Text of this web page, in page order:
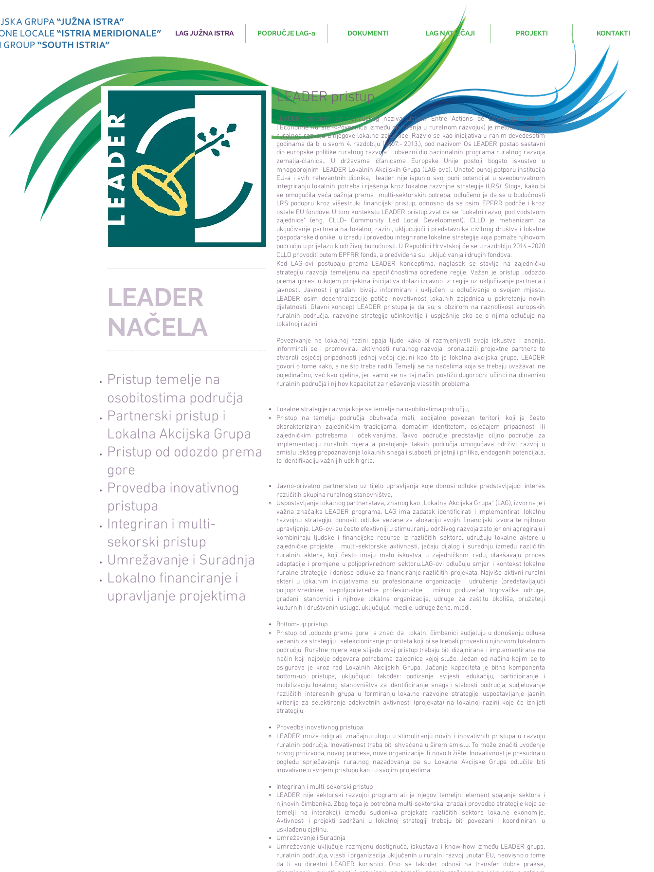
LAG JUŽNA ISTRA PODRUČJE LAG-a DOKUMENTI LAG NATJEČAJI PROJEKTI KONTAKTI
LEADER
NAČELA
Pristup temelje na
osobitostima područja
Partnerski pristup i
Lokalna Akcijska Grupa
Pristup od odozdo prema
gore
Provedba inovativnog
pristupa
Integriran i multi-
sekorski pristup
Umrežavanje i Suradnja
Lokalno financiranje i
upravljanje projektima
LEADER pristup
LEADER (akronim od francuskog naziva Liaison Entre Actions de Développement de
l'Économie Rurale’-«Poveznica između djelovanja u ruralnom razvoju») je metoda prijenosa
ruralnog razvoja u njegove lokalne zajednice. Razvio se kao inicijativa u ranim devedesetim
godinama da bi u svom 4. razdoblju (2007.- 2013.), pod nazivom Os LEADER postao sastavni
dio europske politike ruralnog razvoja i obvezni dio nacionalnih programa ruralnog razvoja
zemalja-članica.. U državama članicama Europske Unije postoji bogato iskustvo u
mnogobrojnim LEADER Lokalnih Akcijskih Grupa (LAG-ova). Unatoč punoj potporu institucija
EU-a i svih relevantnih dionika, leader nije ispunio svoj puni potencijal u sveobuhvatnom
integriranju lokalnih potreba i rješenja kroz lokalne razvojne strategije (LRS). Stoga, kako bi
se omogućila veća pažnja prema multi-sektorskih potreba, odlučeno je da se u budućnosti
LRS podupru kroz višestruki financijski pristup, odnosno da se osim EPFRR podrže i kroz
ostale EU fondove. U tom kontekstu LEADER pristup zvat će se "Lokalni razvoj pod vodstvom
zajednice" (eng. CLLD- Community Led Local Development). CLLD je mehanizam za
uključivanje partnera na lokalnoj razini, uključujući i predstavnike civilnog društva i lokalne
gospodarske dionike, u izradu i provedbu integrirane lokalne strategije koja pomaže njihovom
području u prijelazu k održivoj budućnosti. U Republici Hrvatskoj će se u razdoblju 2014 –2020
CLLD provoditi putem EPFRR fonda, a predviđena su i uključivanja i drugih fondova.
Kad LAG-ovi postupaju prema LEADER konceptima, naglasak se stavlja na zajedničku
strategiju razvoja temeljenu na specifičnostima određene regije. Važan je pristup „odozdo
prema gore», u kojem projektna inicijativa dolazi izravno iz regije uz uključivanje partnera i
javnosti. Javnost i građani bivaju informirani i uključeni u odlučivanje o svojem mjestu.
LEADER osim decentralizacije potiče inovativnost lokalnih zajednica u pokretanju novih
djelatnosti. Glavni koncept LEADER pristupa je da su, s obzirom na raznolikost europskih
ruralnih područja, razvojne strategije učinkovitije i uspješnije ako se o njima odlučuje na
lokalnoj razini.
Povezivanje na lokalnoj razini spaja ljude kako bi razmjenjivali svoja iskustva i znanja,
informirali se i promovirali aktivnosti ruralnog razvoja, pronalazili projektne partnere te
stvarali osjećaj pripadnosti jednoj većoj cjelini kao što je lokalna akcijska grupa. LEADER
govori o tome kako, a ne što treba raditi. Temelji se na načelima koja se trebaju uvažavati ne
pojedinačno, već kao cjelina, jer samo se na taj način postižu dugoročni učinci na dinamiku
ruralnih područja i njihov kapacitet za rješavanje vlastitih problema
Lokalne strategije razvoja koje se temelje na osobitostima području,
Pristup na temelju područja obuhvaća mali, socijalno povezan teritorij koji je često
okarakteriziran zajedničkim tradicijama, domaćim identitetom, osjećajem pripadnosti ili
zajedničkim potrebama i očekivanjima. Takvo područje predstavlja ciljno područje za
implementaciju ruralnih mjera a postojanje takvih područja omogućava održivi razvoj u
smislu lakšeg prepoznavanja lokalnih snaga i slabosti, prijetnji i prilika, endogenih potencijala,
te identifikaciju važnijih uskih grla.
Javno-privatno partnerstvo uz tijelo upravljanja koje donosi odluke predstavljajući interes
različitih skupina ruralnog stanovništva,
Uspostavljanje lokalnog partnerstava, znanog kao „Lokalna Akcijska Grupa“ (LAG), izvorna je i
važna značajka LEADER programa. LAG ima zadatak identificirati i implementirati lokalnu
razvojnu strategiju, donositi odluke vezane za alokaciju svojih financijski izvora te njihovo
upravljanje. LAG-ovi su često efektivniji u stimuliranju održivog razvoja zato jer oni agregiraju i
kombiniraju ljudske i financijske resurse iz različitih sektora, udružuju lokalne aktere u
zajedničke projekte i multi-sektorske aktivnosti, jačaju dijalog i suradnju između različitih
ruralnih aktera, koji često imaju malo iskustva u zajedničkom radu, olakšavaju proces
adaptacije i promjene u poljoprivrednom sektoru.LAG-ovi odlučuju smjer i kontekst lokalne
ruralne strategije i donose odluke za financiranje različitih projekata. Najviše aktivni ruralni
akteri u lokalnim inicijativama su: profesionalne organizacije i udruženja (predstavljajući
poljoprivrednike, nepoljoprivredne profesionalce i mikro poduzeća), trgovačke udruge,
građani, stanovnici i njihove lokalne organizacije, udruge za zaštitu okoliša, pružatelji
kulturnih i društvenih usluga, uključujući medije, udruge žena, mladi.
Bottom-up pristup
Pristup od „odozdo prema gore“ a znači da lokalni čimbenici sudjeluju u donošenju odluka
vezanih za strategiju i selekcioniranje prioriteta koji bi se trebali provesti u njihovom lokalnom
području. Ruralne mjere koje slijede ovaj pristup trebaju biti dizajnirane i implementirane na
način koji najbolje odgovara potrebama zajednice kojoj služe. Jedan od načina kojim se to
osigurava je kroz rad Lokalnih Akcijskih Grupa. Jačanje kapaciteta je bitna komponenta
bottom-up pristupa, uključujući također: podizanje svijesti, edukaciju, participiranje i
mobilizaciju lokalnog stanovništva za identificiranje snaga i slabosti područja; sudjelovanje
različitih interesnih grupa u formiranju lokalne razvojne strategije; uspostavljanje jasnih
kriterija za selektiranje adekvatnih aktivnosti (projekata) na lokalnoj razini koje će iznijeti
strategiju.
Provedba inovativnog pristupa
LEADER može odigrati značajnu ulogu u stimuliranju novih i inovativnih pristupa u razvoju
ruralnih područja. Inovativnost treba biti shvaćena u širem smislu. To može značiti uvođenje
novog proizvoda, novog procesa, nove organizacije ili novo tržište. Inovativnost je presudna u
pogledu sprječavanja ruralnog nazadovanja pa su Lokalne Akcijske Grupe odlučile biti
inovativne u svojem pristupu kao i u svojim projektima.
Integriran i multi-sekorski pristup
LEADER nije sektorski razvojni program ali je njegov temeljni element spajanje sektora i
njihovih čimbenika. Zbog toga je potrebna multi-sektorska izrada i provedba strategije koja se
temelji na interakciji između sudionika projekata različitih sektora lokalne ekonomije.
Aktivnosti i projekti sadržani u lokalnoj strategiji trebaju biti povezani i koordinirani u
usklađenu cjelinu.
Umrežavanje i Suradnja
Umrežavanje uključuje razmjenu dostignuća, iskustava i know-how između LEADER grupa,
ruralnih područja, vlasti i organizacija uključenih u ruralni razvoj unutar EU, neovisno o tome
da li su direktni LEADER korisnici. Ono se također odnosi na transfer dobre prakse,